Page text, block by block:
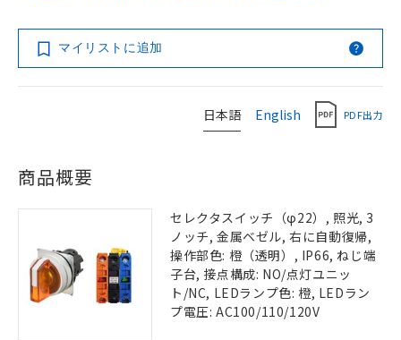
マイリストに追加
日本語 English PDF出力
商品概要
セレクタスイッチ（φ22）, 照光, 3
ノッチ, 金属ベゼル, 右に自動復帰,
操作部色: 橙（透明）, IP66, ねじ端
子台, 接点構成: NO/点灯ユニッ
ト/NC, LEDランプ色: 橙, LEDラン
プ電圧: AC100/110/120V